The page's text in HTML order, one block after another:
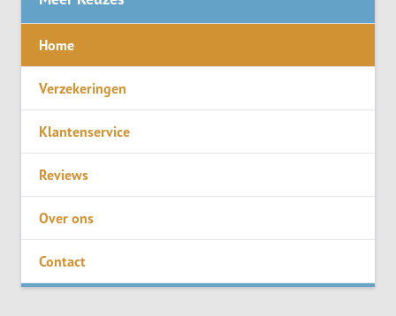
Home
Verzekeringen
Klantenservice
Reviews
Over ons
Contact